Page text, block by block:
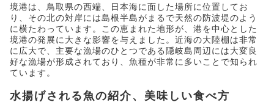
境港は、鳥取県の西端、日本海に面した場所に位置してお
り、その北の対岸には島根半島がまるで天然の防波堤のよう
に横たわっています。この恵まれた地形が、港を中心とした
境港の発展に大きな影響を与えました。近海の大陸棚は非常
に広大で、主要な漁場のひとつである隠岐島周辺には大変良
好な漁場が形成されており、魚種が非常に多いことで知られ
ています。
水揚げされる魚の紹介、美味しい食べ方